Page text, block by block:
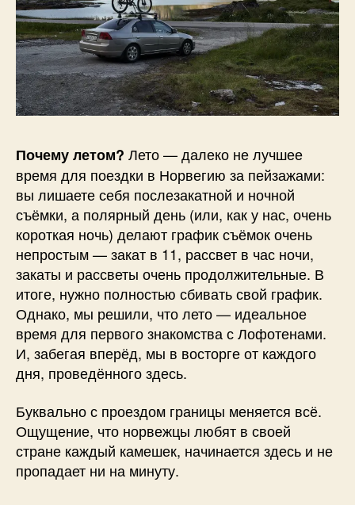
Почему летом? Лето — далеко не лучшее
время для поездки в Норвегию за пейзажами:
вы лишаете себя послезакатной и ночной
съёмки, а полярный день (или, как у нас, очень
короткая ночь) делают график съёмок очень
непростым — закат в 11, рассвет в час ночи,
закаты и рассветы очень продолжительные. В
итоге, нужно полностью сбивать свой график.
Однако, мы решили, что лето — идеальное
время для первого знакомства с Лофотенами.
И, забегая вперёд, мы в восторге от каждого
дня, проведённого здесь.
Буквально с проездом границы меняется всё.
Ощущение, что норвежцы любят в своей
стране каждый камешек, начинается здесь и не
пропадает ни на минуту.